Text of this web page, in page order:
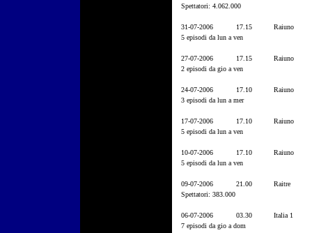
Spettatori: 4.062.000
31-07-2006 17.15
Raiuno
5 episodi da lun a ven
27-07-2006 17.15
Raiuno
2 episodi da gio a ven
24-07-2006 17.10
Raiuno
3 episodi da lun a mer
17-07-2006 17.10
Raiuno
5 episodi da lun a ven
10-07-2006 17.10
Raiuno
5 episodi da lun a ven
09-07-2006 21.00
Raitre
Spettatori: 383.000
06-07-2006 03.30
Italia 1
7 episodi da gio a dom